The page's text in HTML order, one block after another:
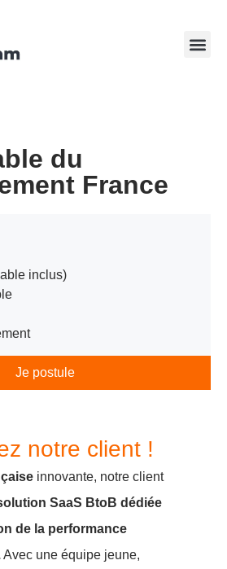
Je postule
inclus)
du
France
notre client !
innovante, notre client
SaaS BtoB dédiée
de la performance
Avec une équipe jeune,